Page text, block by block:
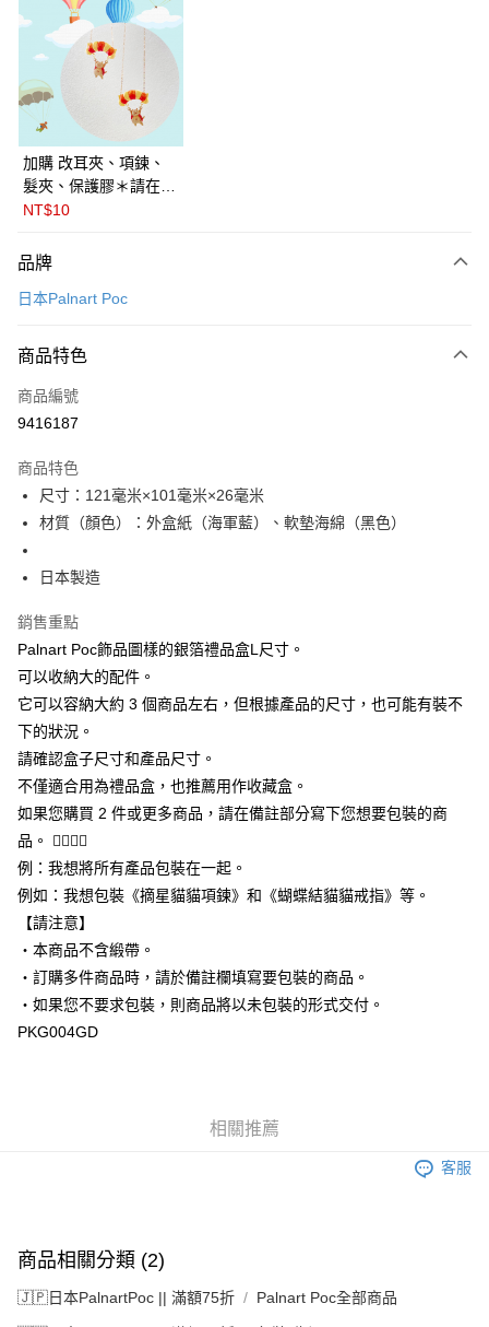
Apple Pay
Google Pay
全盈+PAY
ATM付款
每筆NT$60
付款後萊爾富取貨
付款後7-11取貨
宅配
每筆NT$60，滿NT$1,000(含以上)免運費
加購 改耳夾、項鍊、
髮夾、保護膠＊請在訂
單備註商品及欲修改的
PalnartPoc + 🇬🇧英國
FABLE 寓言
NT$10
品牌
日本Palnart Poc
商品特色
商品編號
9416187
商品特色
尺寸：121毫米×101毫米×26毫米
材質（顏色）：外盒紙（海軍藍）、軟墊海綿（黑色）
日本製造
銷售重點
Palnart Poc飾品圖樣的銀箔禮品盒L尺寸。
可以收納大的配件。
它可以容納大約 3 個商品左右，但根據產品的尺寸，也可能有裝不
下的狀況。
請確認盒子尺寸和產品尺寸。
不僅適合用為禮品盒，也推薦用作收藏盒。
如果您購買 2 件或更多商品，請在備註部分寫下您想要包裝的商
品。 
例：我想將所有產品包裝在一起。
例如：我想包裝《摘星貓貓項鍊》和《蝴蝶結貓貓戒指》等。
【請注意】
・本商品不含緞帶。
・訂購多件商品時，請於備註欄填寫要包裝的商品。
・如果您不要求包裝，則商品將以未包裝的形式交付。
PKG004GD
相關推薦
客服
商品相關分類 (2)
🇯🇵日本PalnartPoc || 滿額75折 Palnart Poc全部商品